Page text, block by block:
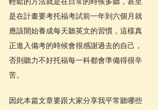
是在計畫要考托福考試前一年到六個月就
應該開始養成每天聽英文的習慣，這樣真
正進入備考的時候會很感謝過去的自己，
否則聽力不好托福每一科都會準備得很辛
苦。
因此本篇文章要跟大家分享我平常聽哪些